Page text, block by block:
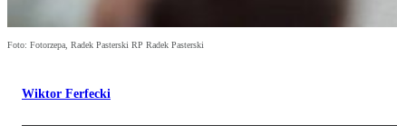
Foto: Fotorzepa, Radek Pasterski RP Radek Pasterski
Wiktor Ferfecki